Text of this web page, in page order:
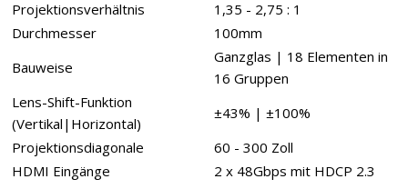
Projektionsverhältnis
1,35 - 2,75 : 1
Durchmesser
100mm
Bauweise
Ganzglas | 18 Elementen in
16 Gruppen
Lens-Shift-Funktion
(Vertikal|Horizontal)
±43% | ±100%
Projektionsdiagonale
60 - 300 Zoll
HDMI Eingänge
2 x 48Gbps mit HDCP 2.3